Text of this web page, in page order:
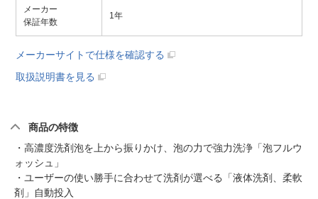
メーカー
保証年数
1年
メーカーサイトで仕様を確認する
取扱説明書を見る
商品の特徴
・高濃度洗剤泡を上から振りかけ、泡の力で強力洗浄「泡フルウ
ォッシュ」
・ユーザーの使い勝手に合わせて洗剤が選べる「液体洗剤、柔軟
剤」自動投入